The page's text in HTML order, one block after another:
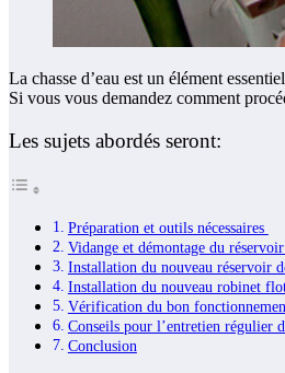
La chasse d’eau est un élément
Si vous vous demandez comment
Les sujets abordés seront:
Préparation et outils nécessaires
Vidange et démontage du réservoir
Installation du nouveau réservoir
Installation du nouveau robinet
Vérification du bon
Conseils pour l’entretien régulier
Conclusion